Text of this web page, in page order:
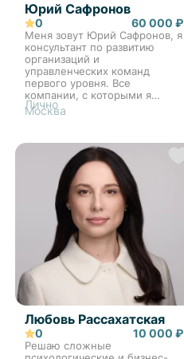
Юрий Сафронов
0 60 000 ₽
Меня зовут Юрий Сафронов, я
консультант по развитию
организаций и
управленческих команд
первого уровня. Все
компании, с которыми я
системно и сфокусировано
работаю от 1 года переходят
уровень развития бизнеса. В
Лично
Москва
Любовь Рассахатская
0 10 000 ₽
Решаю сложные